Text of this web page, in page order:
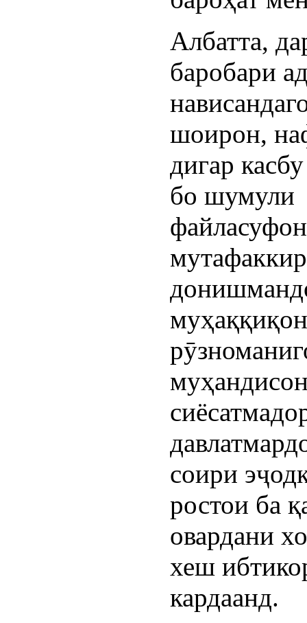
Албатта,
баробари
шоирон,
дигар
бо шумули
соири
ростои ба
овардани
хеш
кардаанд.